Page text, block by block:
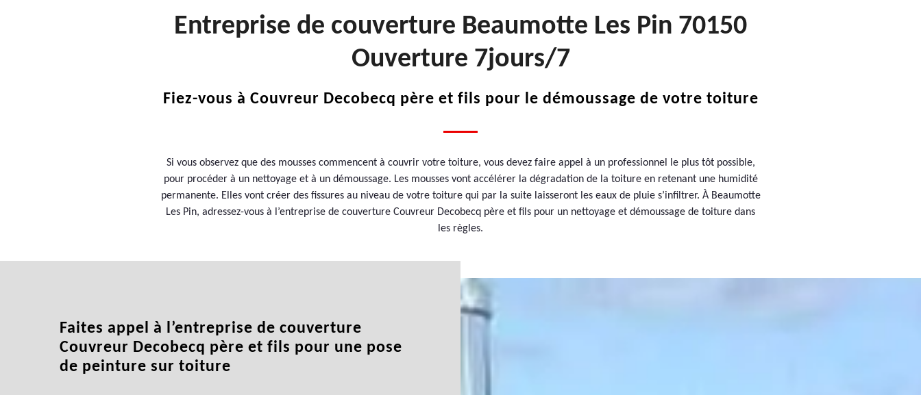
Entreprise de couverture Beaumotte Les Pin 70150
Ouverture 7jours/7
Fiez-vous à Couvreur Decobecq père et fils pour le démoussage de votre toiture
Si vous observez que des mousses commencent à couvrir votre toiture, vous devez faire appel à un professionnel le plus tôt possible,
pour procéder à un nettoyage et à un démoussage. Les mousses vont accélérer la dégradation de la toiture en retenant une humidité
permanente. Elles vont créer des fissures au niveau de votre toiture qui par la suite laisseront les eaux de pluie s’infiltrer. À Beaumotte
Les Pin, adressez-vous à l’entreprise de couverture Couvreur Decobecq père et fils pour un nettoyage et démoussage de toiture dans
les règles.
Faites appel à l’entreprise de couverture
Couvreur Decobecq père et fils pour une pose
de peinture sur toiture